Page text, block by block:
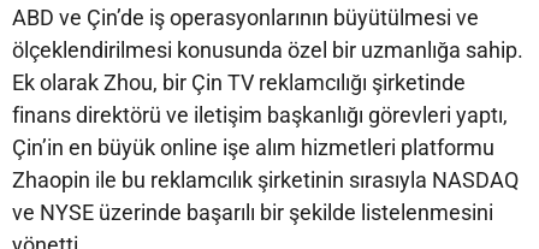
ABD ve Çin’de iş operasyonlarının büyütülmesi ve
ölçeklendirilmesi konusunda özel bir uzmanlığa sahip.
Ek olarak Zhou, bir Çin TV reklamcılığı şirketinde
finans direktörü ve iletişim başkanlığı görevleri yaptı,
Çin’in en büyük online işe alım hizmetleri platformu
Zhaopin ile bu reklamcılık şirketinin sırasıyla NASDAQ
ve NYSE üzerinde başarılı bir şekilde listelenmesini